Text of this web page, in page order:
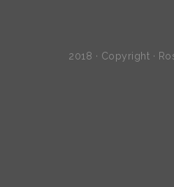
2018 · Copyright ·